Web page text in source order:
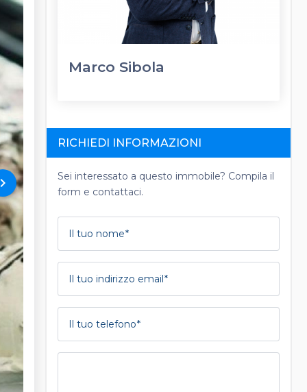
keyboard_arrow_right
Marco Sibola
RICHIEDI INFORMAZIONI
Sei interessato a questo immobile? Compila il
form e contattaci.
Il tuo nome
Il tuo indirizzo email
Il tuo telefono